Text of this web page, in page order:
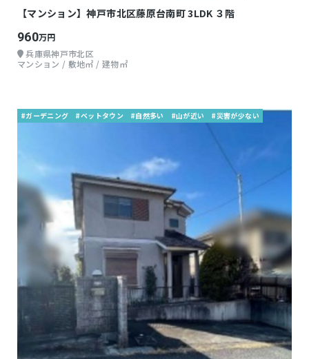
【マンション】神戸市北区藤原台南町 3LDK ３階
960万円
兵庫県神戸市北区
マンション / 敷地㎡ / 建物㎡
#ガーデニング #ベットタウン #自然多い #山が近い #災害が少ない